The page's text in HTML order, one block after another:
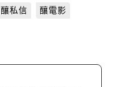
釀私信 釀電影